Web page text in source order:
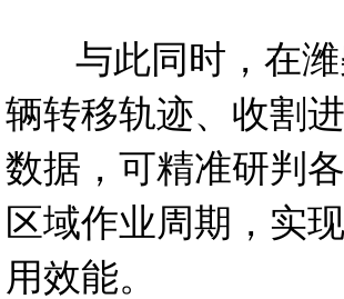
与此同时，在潍
辆转移轨迹、收割
数据，可精准研判
区域作业周期，实
用效能。